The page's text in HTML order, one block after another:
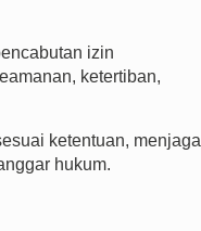
izin
ketertiban,
ketentuan, menjaga
hukum.